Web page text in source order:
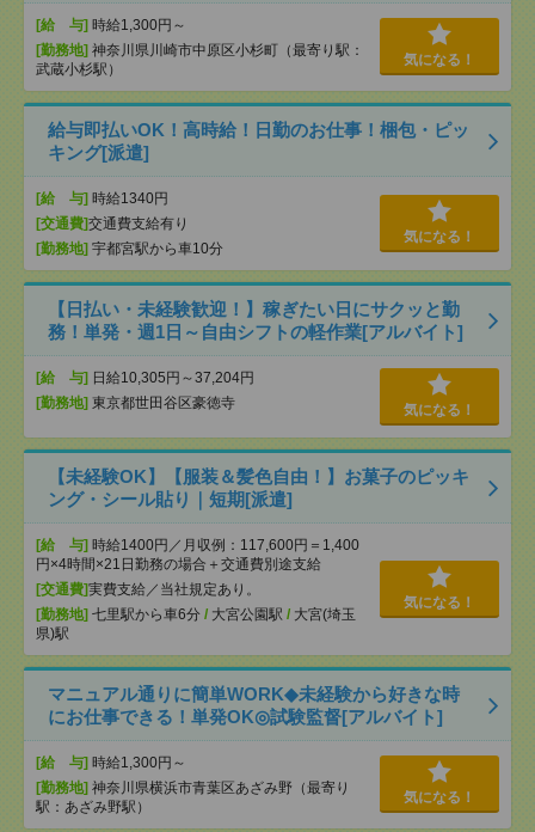
[給 与] 時給1,300円～
[勤務地] 神奈川県川崎市中原区小杉町（最寄り駅：
武蔵小杉駅）
気になる！
給与即払いOK！高時給！日勤のお仕事！梱包・ピッ
キング[派遣]
[給 与] 時給1340円
[交通費]交通費支給有り
[勤務地] 宇都宮駅から車10分
気になる！
【日払い・未経験歓迎！】稼ぎたい日にサクッと勤
務！単発・週1日～自由シフトの軽作業[アルバイト]
[給 与] 日給10,305円～37,204円
[勤務地] 東京都世田谷区豪徳寺 気になる！
【未経験OK】【服装＆髪色自由！】お菓子のピッキ
ング・シール貼り｜短期[派遣]
[給 与] 時給1400円／月収例：117,600円＝1,400
円×4時間×21日勤務の場合＋交通費別途支給
[交通費]実費支給／当社規定あり。
[勤務地] 七里駅から車6分 / 大宮公園駅 / 大宮(埼玉
県)駅
気になる！
マニュアル通りに簡単WORK◆未経験から好きな時
にお仕事できる！単発OK◎試験監督[アルバイト]
[給 与] 時給1,300円～
[勤務地] 神奈川県横浜市青葉区あざみ野（最寄り
駅：あざみ野駅）
気になる！